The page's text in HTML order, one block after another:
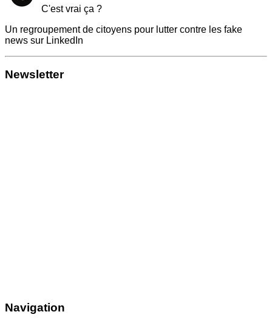
C'est vrai ça ?
Un regroupement de citoyens pour lutter contre les fake
news sur LinkedIn
Newsletter
Navigation